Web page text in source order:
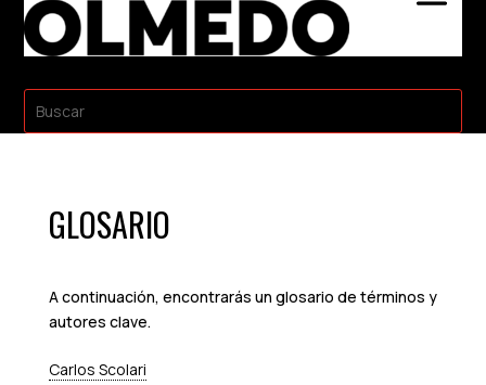
GLOSARIO
A continuación, encontrarás un glosario de términos y
autores clave.
Carlos Scolari